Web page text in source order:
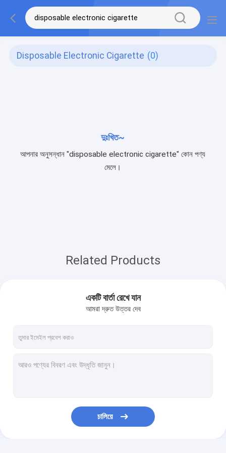
Disposable Electronic Cigarette (0)
দুঃখিত~
আপনার অনুসন্ধান "disposable electronic cigarette" কোন পণ্য
মেলে।
Related Products
একটি বার্তা রেখে যান
আমরা দ্রুত উত্তর দেব
চালিয়ে